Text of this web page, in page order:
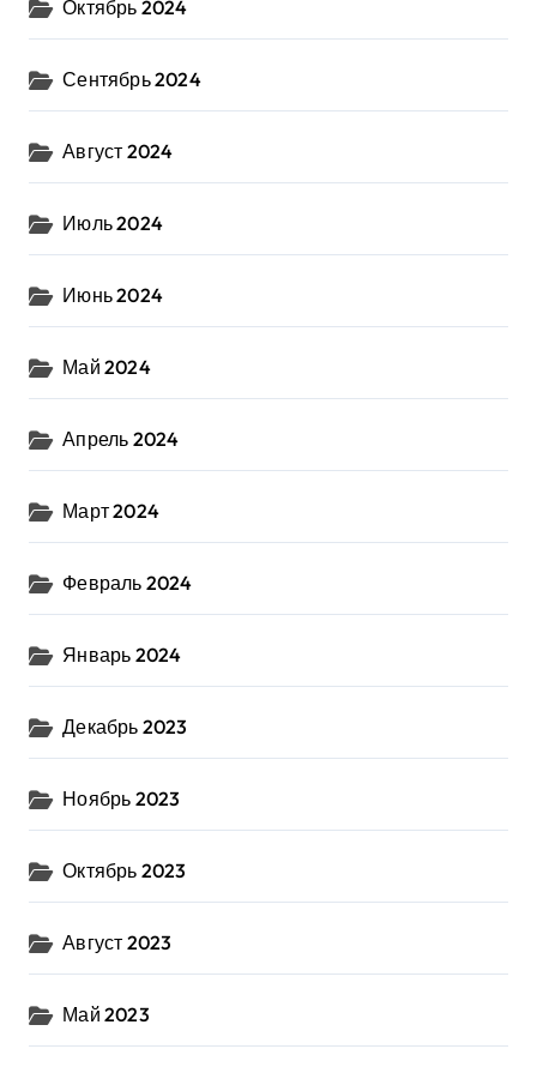
Октябрь 2024
Сентябрь 2024
Август 2024
Июль 2024
Июнь 2024
Май 2024
Апрель 2024
Март 2024
Февраль 2024
Январь 2024
Декабрь 2023
Ноябрь 2023
Октябрь 2023
Август 2023
Май 2023